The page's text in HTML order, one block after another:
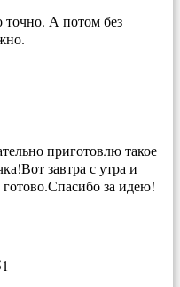
точно. А потом без
приготовлю такое
завтра с утра и
за идею!